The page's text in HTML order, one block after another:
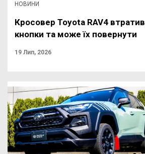
НОВИНИ
Кросовер Toyota RAV4 втратив
кнопки та може їх повернути
19 Лип, 2026